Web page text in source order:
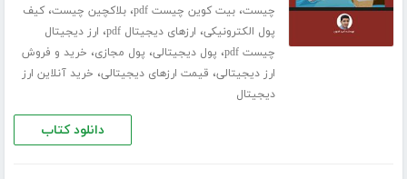
چیست،بیت کوین چیست pdf ،بلاکچین چیست،کیف
پول الکترونیکی، ارزهای دیجیتال pdf ، ارز دیجیتال
چیست pdf
، پول دیجیتالی، پول مجازی، خرید و فروش
ارز دیجیتالی، قیمت ارزهای دیجیتالی، خرید آنلاین ارز
دیجیتال
دانلود کتاب